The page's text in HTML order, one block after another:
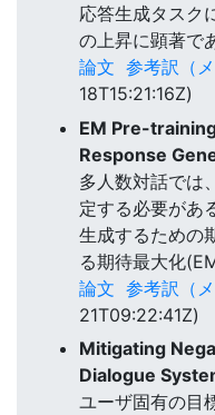
応答生成タスク
の上昇に顕著で
論文 参考訳（メ
18T15:21:16Z)
EM Pre-
Response
多人数対話では
定する必要があ
生成するための
る期待最大化
論文 参考訳（メ
21T09:22:41Z)
Mitigating
Dialogue
ユーザ固有の目